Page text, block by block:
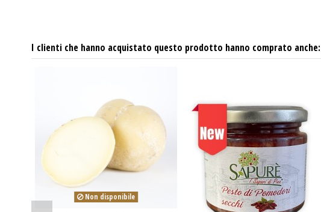
I clienti che hanno acquistato questo prodotto hanno comprato anche:
Non disponibile